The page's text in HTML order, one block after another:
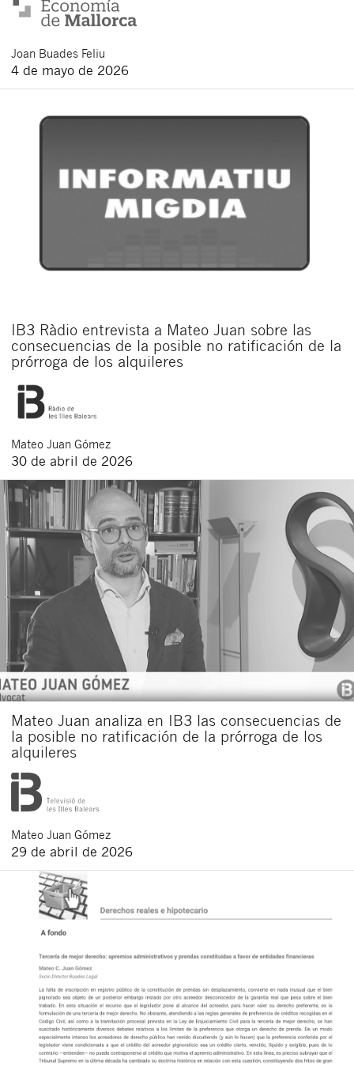
Joan Buades Feliu
4 de mayo de 2026
IB3 Ràdio entrevista a Mateo Juan sobre las
consecuencias de la posible no ratificación de la
prórroga de los alquileres
Mateo Juan Gómez
30 de abril de 2026
Mateo Juan analiza en IB3 las consecuencias de
la posible no ratificación de la prórroga de los
alquileres
Mateo Juan Gómez
29 de abril de 2026